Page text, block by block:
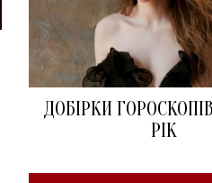
ДОБІРКИ
РІК